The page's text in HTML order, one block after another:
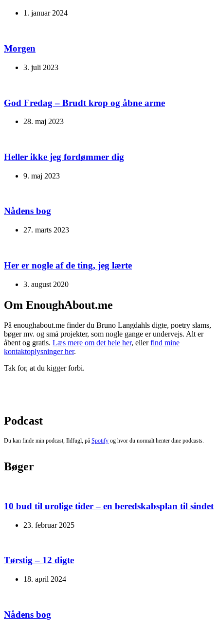
1. januar 2024
Morgen
3. juli 2023
God Fredag – Brudt krop og åbne arme
28. maj 2023
Heller ikke jeg fordømmer dig
9. maj 2023
Nådens bog
27. marts 2023
Her er nogle af de ting, jeg lærte
3. august 2020
Om EnoughAbout.me
På enoughabout.me finder du Bruno Langdahls digte, poetry slams,
bøger mv. og små projekter, som nogle gange er undervejs. Alt er
åbent og gratis. Læs mere om det hele her, ellerfind mine
kontaktoplysninger her.
Tak for, at du kigger forbi.
Podcast
Du kan finde min podcast, Ildfugl, på Spotify og hvor du normalt henter dine podcasts.
Bøger
10 bud til urolige tider – en beredskabsplan til sindet
23. februar 2025
Tørstig – 12 digte
18. april 2024
Nådens bog